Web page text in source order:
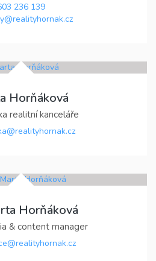
236 139
Horňáková
realitní kanceláře
Horňáková
& content manager